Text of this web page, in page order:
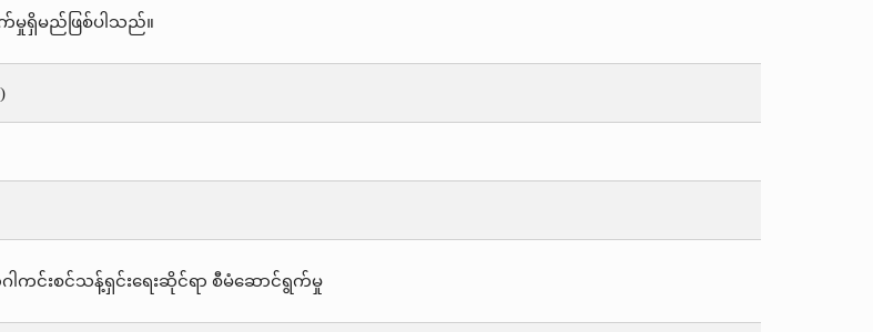
မှုရှိမည်ဖြစ်ပါသည်။
ဂါကင်းစင်သန့်ရှင်းရေးဆိုင်ရာ စီမံဆောင်ရွက်မှု